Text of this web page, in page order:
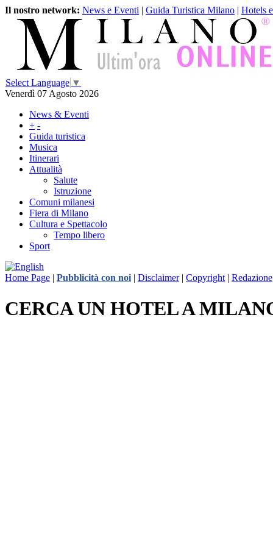
Il nostro network: News e Eventi | Guida Turistica Milano | Hotels
Select Language ▼
Venerdì 07 Agosto 2026
News & Eventi
+ -
Guida turistica
Musica
Itinerari
Attualità
Salute
Istruzione
Comuni milanesi
Fiera di Milano
Cultura e Spettacolo
Tempo libero
Sport
Home Page | Pubblicità con noi | Disclaimer| Copyright | Redazione
CERCA UN HOTEL A